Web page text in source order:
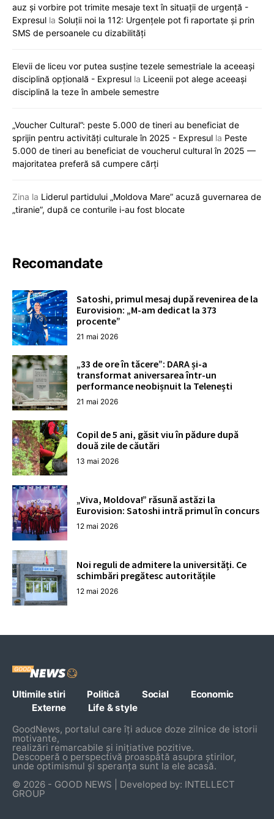
auz și vorbire pot trimite mesaje text în situații de urgență -
Expresul la Soluții noi la 112: Urgențele pot fi raportate și prin
SMS de persoanele cu dizabilități
Elevii de liceu vor putea susține tezele semestriale la aceeași
disciplină opțională - Expresul la Liceenii pot alege aceeași
disciplină la teze în ambele semestre
„Voucher Cultural”: peste 5.000 de tineri au beneficiat de
sprijin pentru activități culturale în 2025 - Expresul la Peste
5.000 de tineri au beneficiat de voucherul cultural în 2025 —
majoritatea preferă să cumpere cărți
Zina la Liderul partidului „Moldova Mare” acuză guvernarea de
„tiranie”, după ce conturile i-au fost blocate
Recomandate
Satoshi, primul mesaj după revenirea de la
Eurovision: „M-am dedicat la 373
procente”
21 mai 2026
„33 de ore în tăcere”: DARA și-a
transformat aniversarea într-un
performance neobișnuit la Telenești
21 mai 2026
Copil de 5 ani, găsit viu în pădure după
două zile de căutări
13 mai 2026
„Viva, Moldova!” răsună astăzi la
Eurovision: Satoshi intră primul în concurs
12 mai 2026
Noi reguli de admitere la universități. Ce
schimbări pregătesc autoritățile
12 mai 2026
Ultimile stiri Politică Social
Economic
Externe
Life & style
GoodNews, portalul care îți aduce doze zilnice de istorii
motivante,
realizări remarcabile și inițiative pozitive.
Descoperă o perspectivă proaspătă asupra știrilor,
unde optimismul și speranța sunt la ele acasă.
© 2026 - GOOD NEWS | Developed by: INTELLECT
GROUP